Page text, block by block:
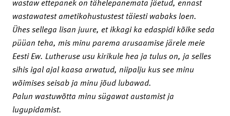
wastawatest ametikohustustest täiesti wabaks loen.
Ühes sellega lisan juure, et ikkagi ka edaspidi kõike seda
püüan teha, mis minu parema arusaamise järele meie
Eesti Ew. Lutheruse usu kirikule hea ja tulus on, ja selles
sihis igal ajal kaasa arwatud, niipalju kus see minu
wõimises seisab ja minu jõud lubawad.
Palun wastuwõtta minu sügawat austamist ja
lugupidamist.